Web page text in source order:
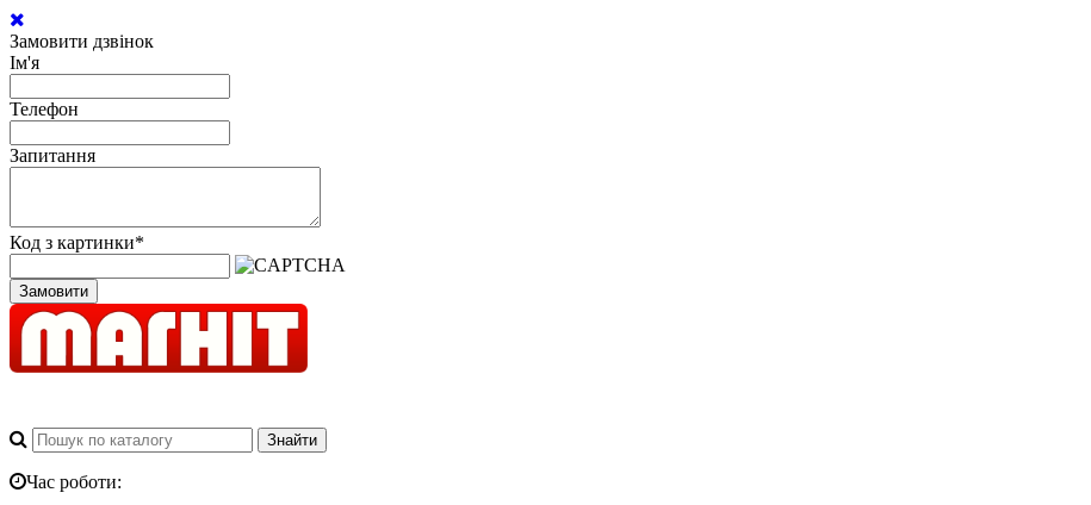
Замовити дзвінок
Ім'я
Телефон
Запитання
Код з картинки*
Замовити
Час роботи: